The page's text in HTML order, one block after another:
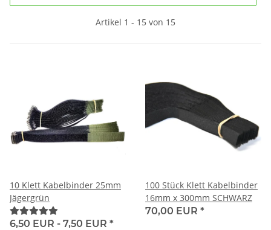
Artikel 1 - 15 von 15
10 Klett Kabelbinder 25mm
Jägergrün
6,50 EUR - 7,50 EUR *
100 Stück Klett Kabelbinder
16mm x 300mm SCHWARZ
70,00 EUR *